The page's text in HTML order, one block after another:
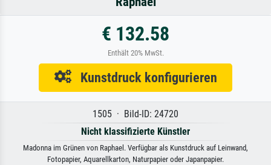
€ 132.58
Enthält 20% MwSt.
Kunstdruck konfigurieren
1505 · Bild-ID: 24720
Nicht klassifizierte Künstler
Madonna im Grünen von Raphael. Verfügbar als Kunstdruck auf Leinwand,
Fotopapier, Aquarellkarton, Naturpapier oder Japanpapier.